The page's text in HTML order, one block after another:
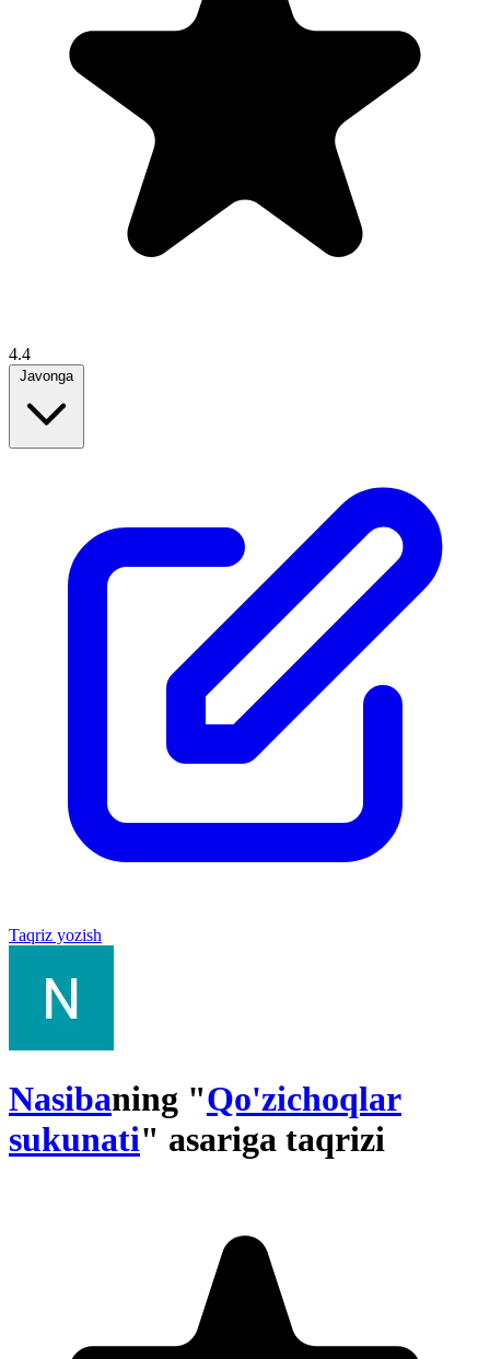
4.4
Javonga
Taqriz yozish
Nasibaning "Qo'zichoqlar
sukunati" asariga taqrizi